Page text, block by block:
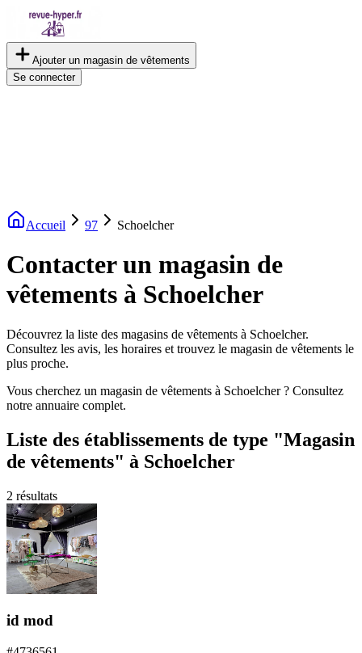
Ajouter un magasin de vêtements
Se connecter
Accueil 97 Schoelcher
Contacter un magasin de
vêtements à Schoelcher
Découvrez la liste des magasins de vêtements à Schoelcher.
Consultez les avis, les horaires et trouvez le magasin de vêtements le
plus proche.
Vous cherchez un magasin de vêtements à Schoelcher ? Consultez
notre annuaire complet.
Liste des établissements de type "Magasin
de vêtements" à Schoelcher
2 résultats
id mod